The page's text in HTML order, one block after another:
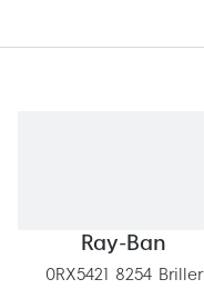
Ray-Ban
0RX5421 8254 Briller